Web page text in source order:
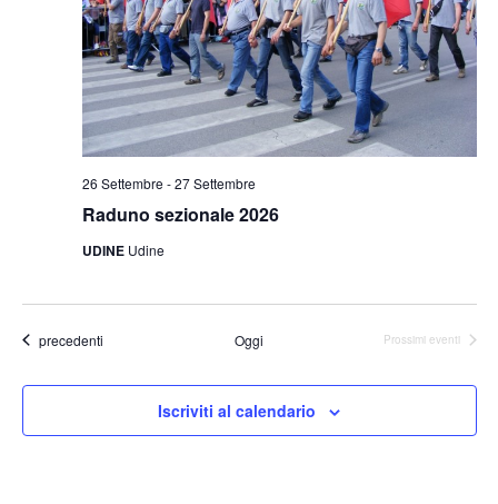
Raduno sezionale 2026
26 Settembre -27 Settembre
UDINE Udine
Eventi
precedenti Oggi Prossimi eventi
Iscriviti al calendario